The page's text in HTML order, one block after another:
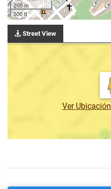
200 m
500 ft
Street View
Ver Ubicación